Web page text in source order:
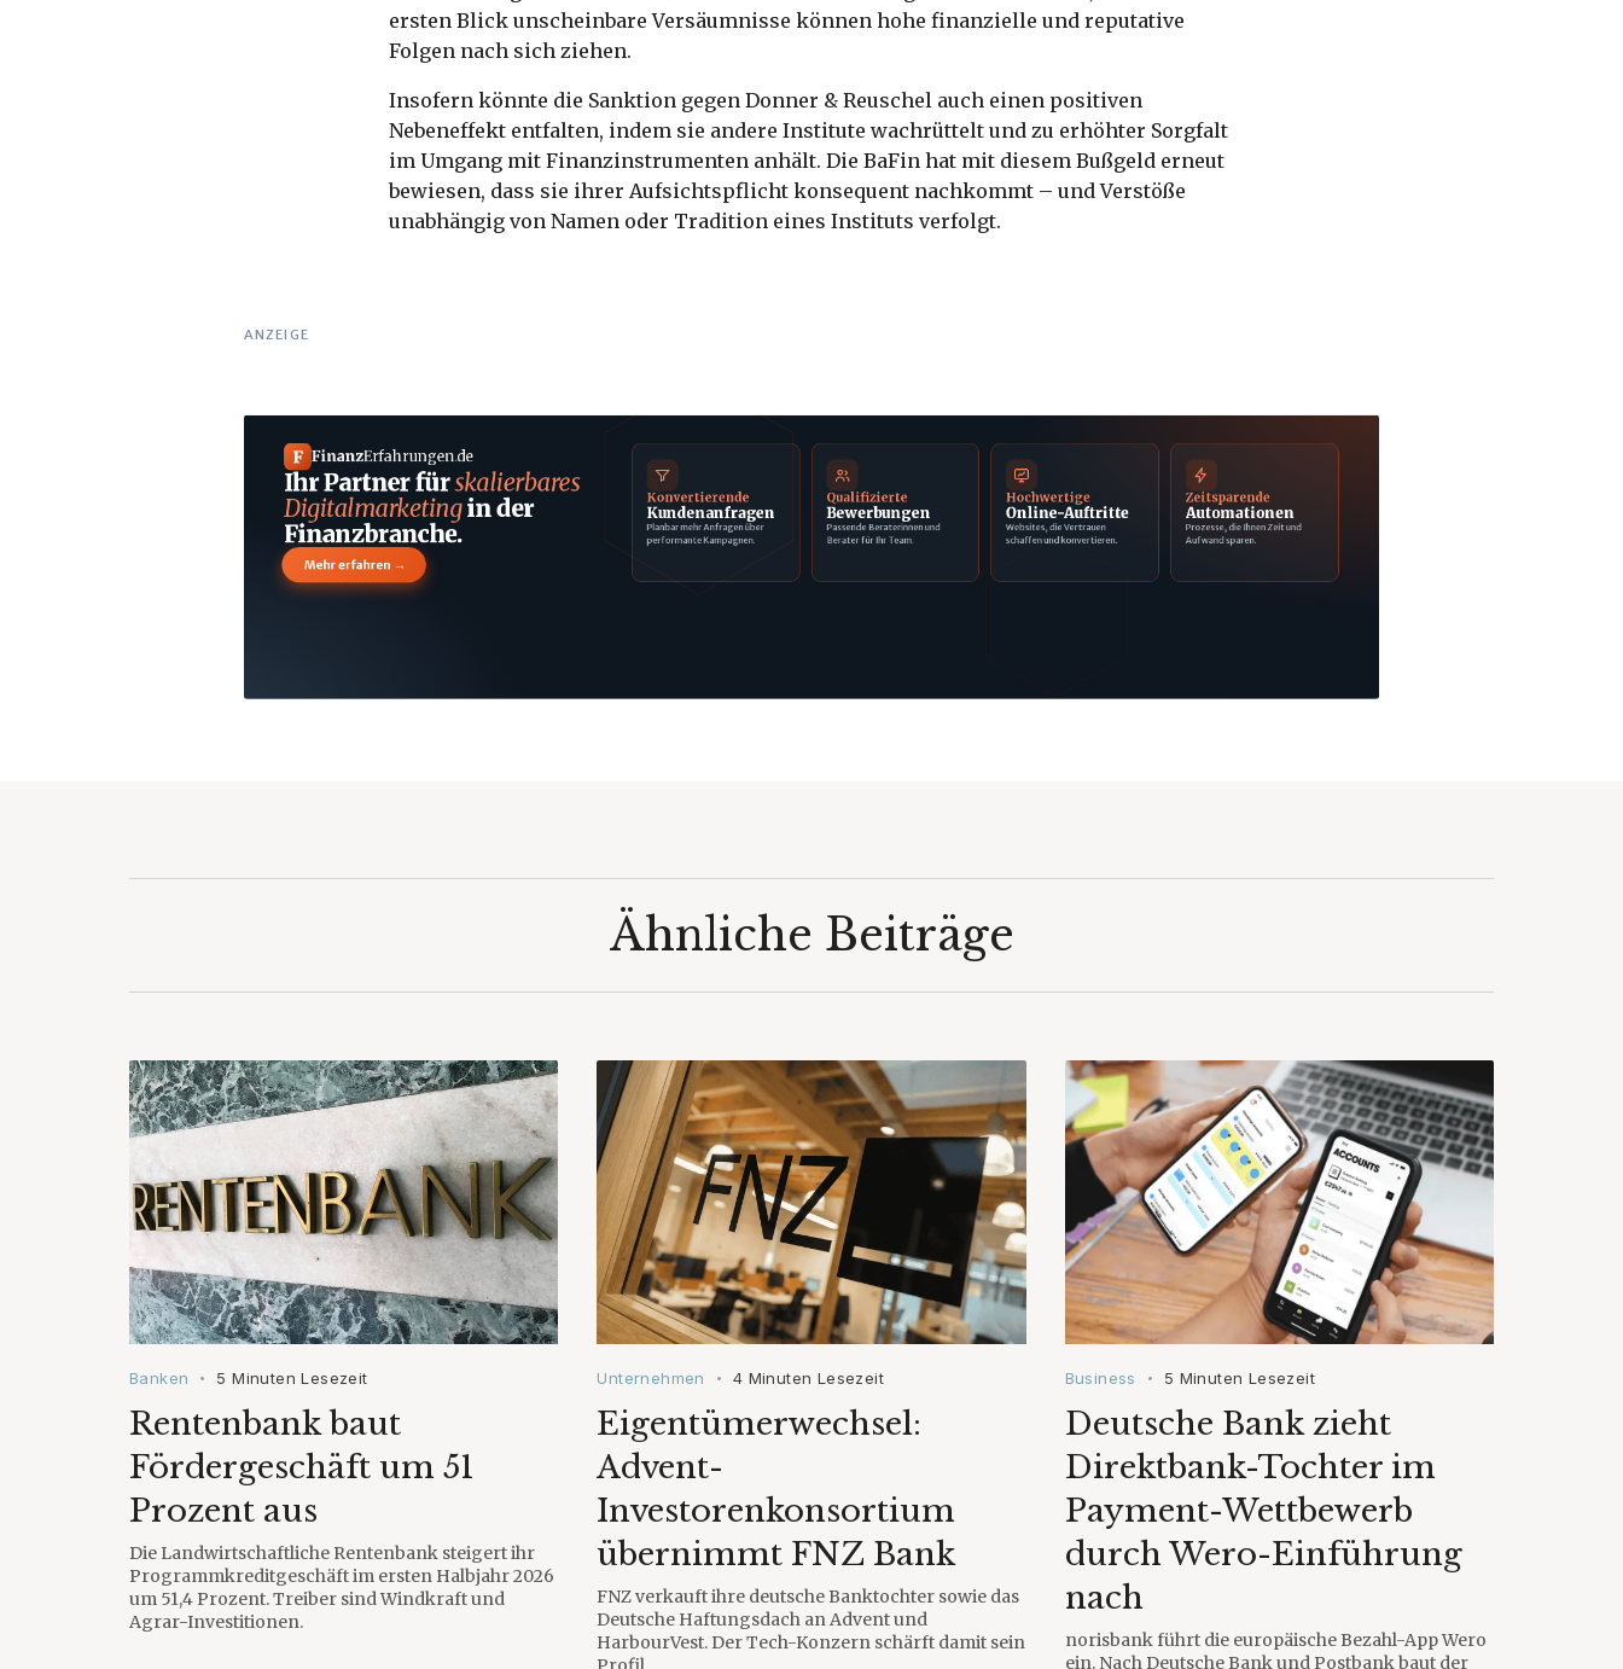
ersten Blick unscheinbare Versäumnisse können hohe finanzielle und reputative
Folgen nach sich ziehen.
Insofern könnte die Sanktion gegen Donner & Reuschel auch einen positiven
Nebeneffekt entfalten, indem sie andere Institute wachrüttelt und zu erhöhter Sorgfalt
im Umgang mit Finanzinstrumenten anhält. Die BaFin hat mit diesem Bußgeld erneut
bewiesen, dass sie ihrer Aufsichtspflicht konsequent nachkommt – und Verstöße
unabhängig von Namen oder Tradition eines Instituts verfolgt.
ANZEIGE
F FinanzErfahrungen.de
Ihr Partner fürskalierbares
Digitalmarketingin der
Finanzbranche.
Mehr erfahren→
Konvertierende
Kundenanfragen
Planbar mehr Anfragen über
performante Kampagnen.
Qualifizierte
Bewerbungen
Passende Beraterinnen und
Berater für Ihr Team.
Hochwertige
Online-Auftritte
Websites, die Vertrauen
schaffen und konvertieren.
Zeitsparende
Automationen
Prozesse, die Ihnen Zeit und
Aufwand sparen.
Ähnliche Beiträge
Banken • 5 Minuten Lesezeit
Rentenbank baut
Fördergeschäft um 51
Prozent aus
Die Landwirtschaftliche Rentenbank steigert ihr
Programmkreditgeschäft im ersten Halbjahr 2026
um 51,4 Prozent. Treiber sind Windkraft und
Agrar-Investitionen.
Unternehmen • 4 Minuten Lesezeit
Eigentümerwechsel:
Advent-
Investorenkonsortium
übernimmt FNZ Bank
FNZ verkauft ihre deutsche Banktochter sowie das
Deutsche Haftungsdach an Advent und
HarbourVest. Der Tech-Konzern schärft damit sein
Business • 5 Minuten Lesezeit
Deutsche Bank zieht
Direktbank-Tochter im
Payment-Wettbewerb
durch Wero-Einführung
nach
norisbank führt die europäische Bezahl-App Wero
ein. Nach Deutsche Bank und Postbank baut der